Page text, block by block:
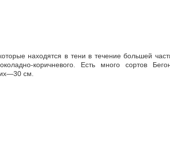
находятся в тени в течение большей
коричневого. Есть много сортов
см.